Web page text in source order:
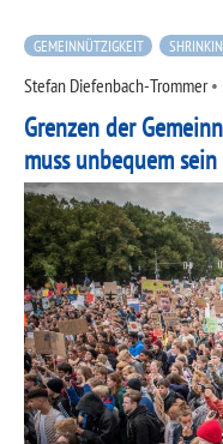
GEMEINNÜTZIGKEIT
Stefan Diefenbach-Trommer•
Grenzen der
muss unbequem